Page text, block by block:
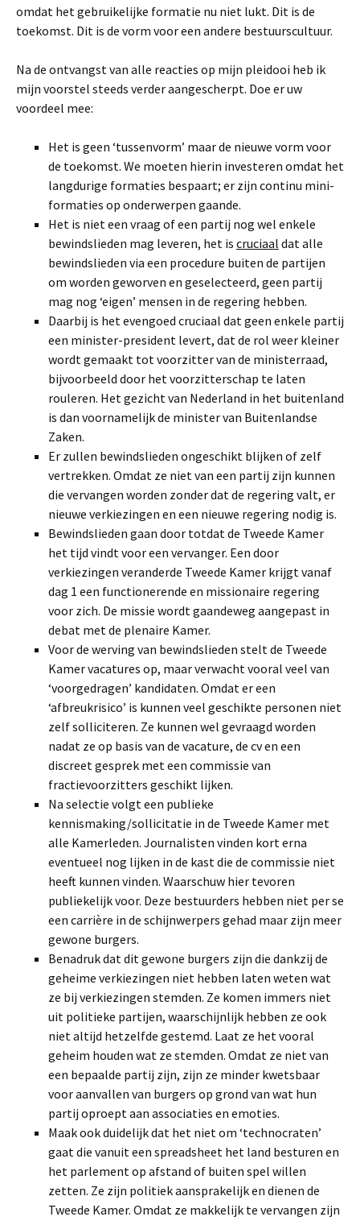
omdat het gebruikelijke formatie nu niet lukt. Dit is de
toekomst. Dit is de vorm voor een andere bestuurscultuur.
Na de ontvangst van alle reacties op mijn pleidooi heb ik
mijn voorstel steeds verder aangescherpt. Doe er uw
voordeel mee:
Het is geen ‘tussenvorm’ maar de nieuwe vorm voor
de toekomst. We moeten hierin investeren omdat het
langdurige formaties bespaart; er zijn continu mini-
formaties op onderwerpen gaande.
Het is niet een vraag of een partij nog wel enkele
bewindslieden mag leveren, het is cruciaal dat alle
bewindslieden via een procedure buiten de partijen
om worden geworven en geselecteerd, geen partij
mag nog ‘eigen’ mensen in de regering hebben.
Daarbij is het evengoed cruciaal dat geen enkele partij
een minister-president levert, dat de rol weer kleiner
wordt gemaakt tot voorzitter van de ministerraad,
bijvoorbeeld door het voorzitterschap te laten
rouleren. Het gezicht van Nederland in het buitenland
is dan voornamelijk de minister van Buitenlandse
Zaken.
Er zullen bewindslieden ongeschikt blijken of zelf
vertrekken. Omdat ze niet van een partij zijn kunnen
die vervangen worden zonder dat de regering valt, er
nieuwe verkiezingen en een nieuwe regering nodig is.
Bewindslieden gaan door totdat de Tweede Kamer
het tijd vindt voor een vervanger. Een door
verkiezingen veranderde Tweede Kamer krijgt vanaf
dag 1 een functionerende en missionaire regering
voor zich. De missie wordt gaandeweg aangepast in
debat met de plenaire Kamer.
Voor de werving van bewindslieden stelt de Tweede
Kamer vacatures op, maar verwacht vooral veel van
‘voorgedragen’ kandidaten. Omdat er een
‘afbreukrisico’ is kunnen veel geschikte personen niet
zelf solliciteren. Ze kunnen wel gevraagd worden
nadat ze op basis van de vacature, de cv en een
discreet gesprek met een commissie van
fractievoorzitters geschikt lijken.
Na selectie volgt een publieke
kennismaking/sollicitatie in de Tweede Kamer met
alle Kamerleden. Journalisten vinden kort erna
eventueel nog lijken in de kast die de commissie niet
heeft kunnen vinden. Waarschuw hier tevoren
publiekelijk voor. Deze bestuurders hebben niet per se
een carrière in de schijnwerpers gehad maar zijn meer
gewone burgers.
Benadruk dat dit gewone burgers zijn die dankzij de
geheime verkiezingen niet hebben laten weten wat
ze bij verkiezingen stemden. Ze komen immers niet
uit politieke partijen, waarschijnlijk hebben ze ook
niet altijd hetzelfde gestemd. Laat ze het vooral
geheim houden wat ze stemden. Omdat ze niet van
een bepaalde partij zijn, zijn ze minder kwetsbaar
voor aanvallen van burgers op grond van wat hun
partij oproept aan associaties en emoties.
Maak ook duidelijk dat het niet om ‘technocraten’
gaat die vanuit een spreadsheet het land besturen en
het parlement op afstand of buiten spel willen
zetten. Ze zijn politiek aansprakelijk en dienen de
Tweede Kamer. Omdat ze makkelijk te vervangen zijn